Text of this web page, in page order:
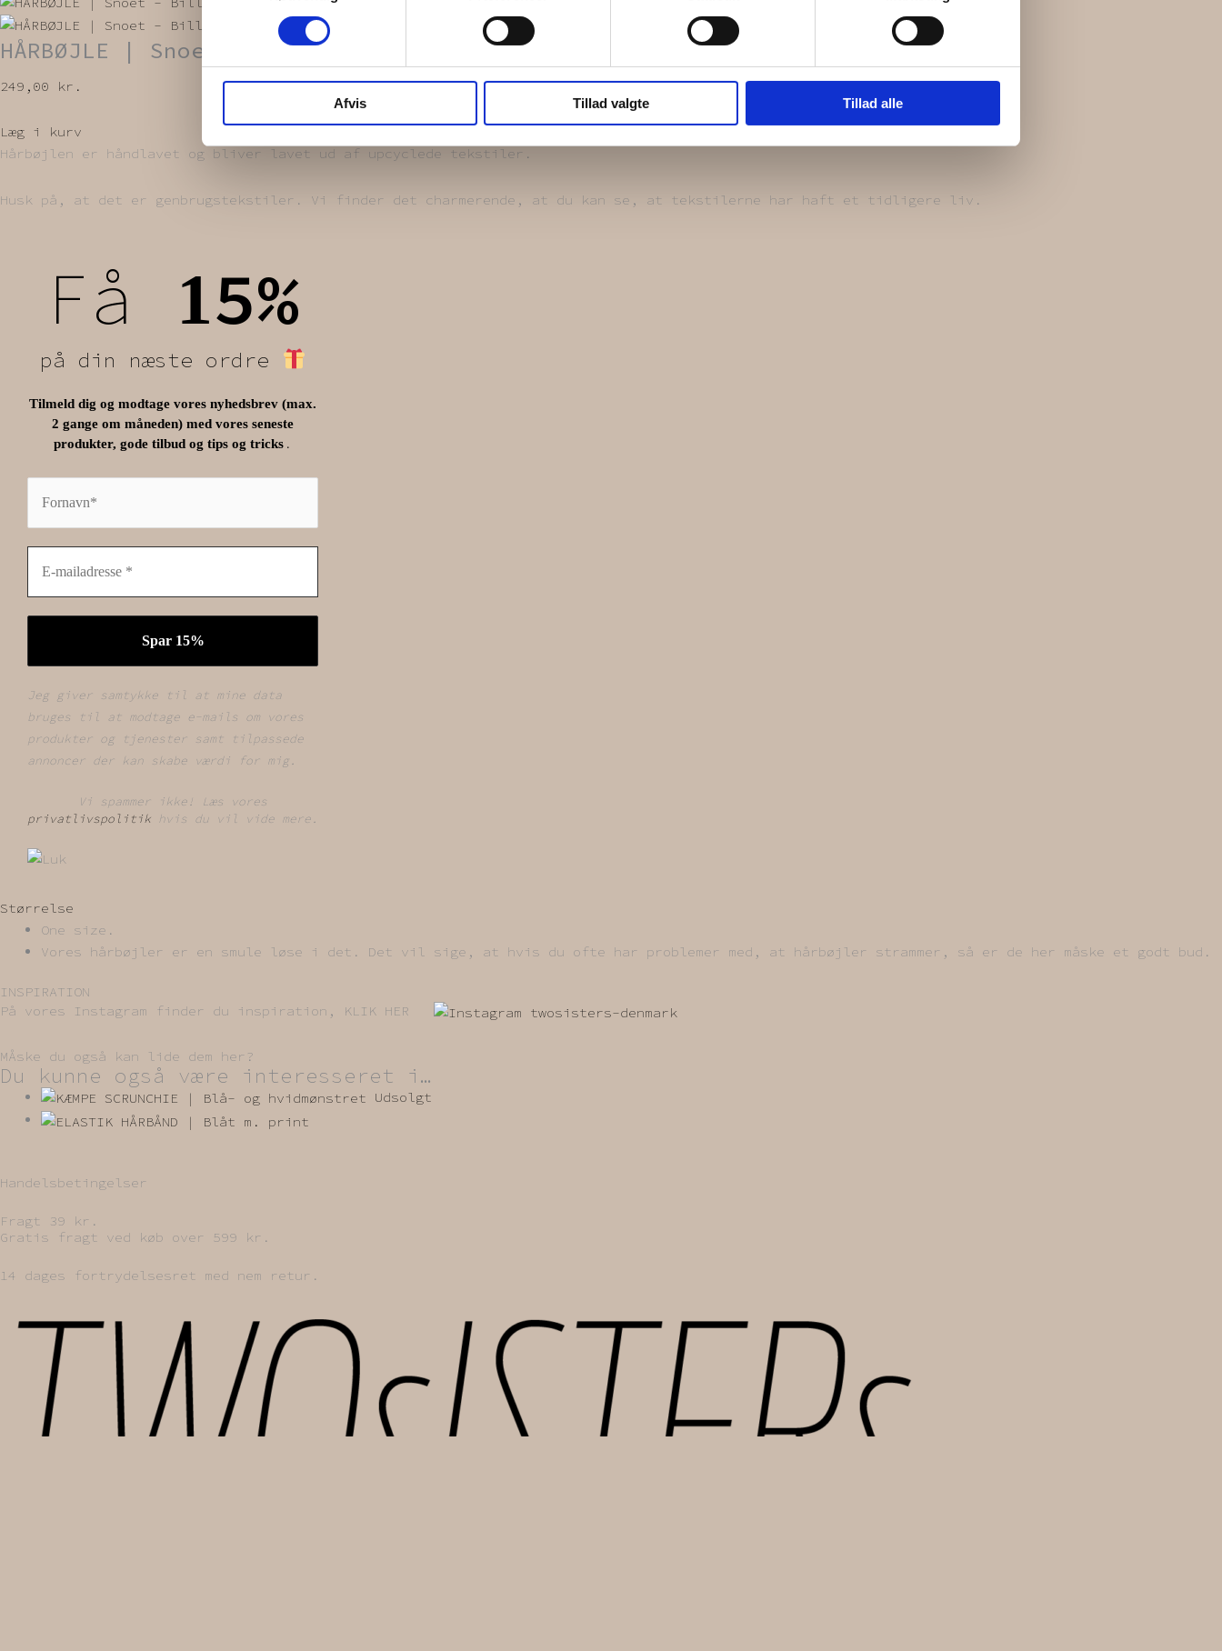
Afvis Tillad valgte Tillad alle
HÅRBØJLE | Snoet
249,00 kr.
Læg i kurv
Hårbøjlen er håndlavet og bliver lavet ud af upcyclede tekstiler.
Husk på, at det er genbrugstekstiler. Vi finder det charmerende, at du kan se, at tekstilerne har haft et tidligere liv.
Få 15%
på din næste ordre
Tilmeld dig og modtage vores nyhedsbrev (max.
2 gange om måneden) med vores seneste
produkter, gode tilbud og tips og tricks .
Jeg giver samtykke til at mine data
bruges til at modtage e-mails om vores
produkter og tjenester samt tilpassede
annoncer der kan skabe værdi for mig.
Vi spammer ikke! Læs vores
privatlivspolitik hvis du vil vide mere.
Størrelse
One size.
Vores hårbøjler er en smule løse i det. Det vil sige, at hvis du ofte har problemer med, at hårbøjler strammer, så er de her måske et godt bud.
INSPIRATION
På vores Instagram finder du inspiration, KLIK HER
MÅske du også kan lide dem her?
Du kunne også være interesseret i…
Udsolgt
Handelsbetingelser
Fragt 39 kr.
Gratis fragt ved køb over 599 kr.
14 dages fortrydelsesret med nem retur.